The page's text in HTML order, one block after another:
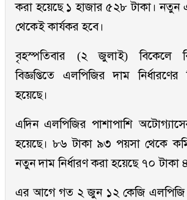
করা হয়েছে ১ হাজার ৫২৮ টাকা। নতুন
থেকেই কার্যকর হবে।
বৃহস্পতিবার (২ জুলাই) বিকেলে
বিজ্ঞপ্তিতে এলপিজির দাম
হয়েছে।
এদিন এলপিজির পাশাপাশি
হয়েছে। ৮৬ টাকা ৯৩ পয়সা থেকে
নতুন দাম নির্ধারণ করা হয়েছে ৭০ টাকা
এর আগে গত ২ জুন ১২ কেজি এলপিজি